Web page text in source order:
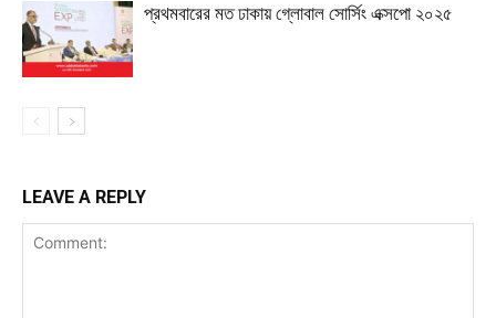
প্রথমবারের মত ঢাকায় গ্লোবাল সোর্সিং এক্সপো ২০২৫
LEAVE A REPLY